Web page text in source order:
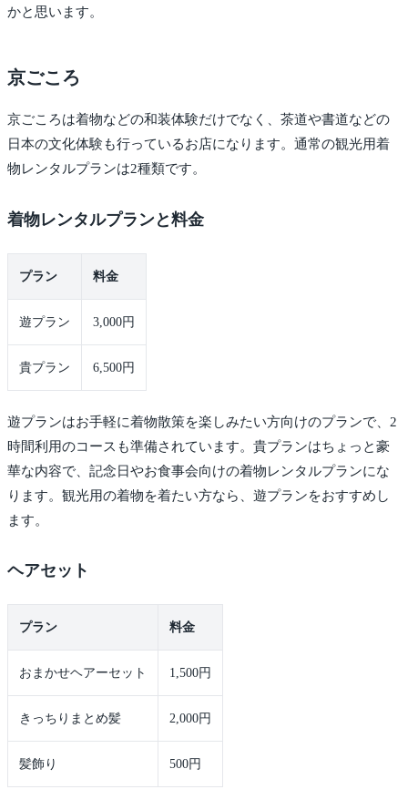
かと思います。
京ごころ
京ごころは着物などの和装体験だけでなく、茶道や書道などの
日本の文化体験も行っているお店になります。通常の観光用着
物レンタルプランは2種類です。
着物レンタルプランと料金
プラン 料金
遊プラン 3,000円
貴プラン 6,500円
遊プランはお手軽に着物散策を楽しみたい方向けのプランで、2
時間利用のコースも準備されています。貴プランはちょっと豪
華な内容で、記念日やお食事会向けの着物レンタルプランにな
ります。観光用の着物を着たい方なら、遊プランをおすすめし
ます。
ヘアセット
プラン 料金
おまかせヘアーセット 1,500円
きっちりまとめ髪 2,000円
髪飾り 500円